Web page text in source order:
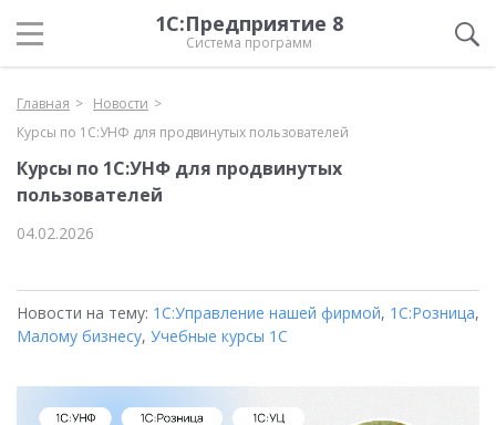
1С:Предприятие 8
Система программ
Главная
Новости
Курсы по 1С:УНФ для продвинутых пользователей
Курсы по 1С:УНФ для продвинутых
пользователей
04.02.2026
Новости на тему: 1С:Управление нашей фирмой, 1С:Розница,
Малому бизнесу, Учебные курсы 1С